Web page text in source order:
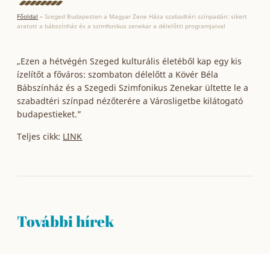
Főoldal »Szeged Budapesten a Magyar Zene Háza szabadtéri színpadán: sikert
aratott a bábszínház és a szimfonikus zenekar a délelőtti programjaival
„Ezen a hétvégén Szeged kulturális életéből kap egy kis
ízelítőt a főváros: szombaton délelőtt a Kövér Béla
Bábszínház és a Szegedi Szimfonikus Zenekar ültette le a
szabadtéri színpad nézőterére a Városligetbe kilátogató
budapestieket.”
Teljes cikk: LINK
További hírek